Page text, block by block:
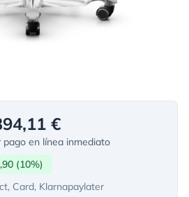
€
en línea inmediato
(10%)
Card, Klarnapaylater